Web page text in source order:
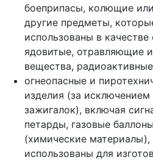
боеприпасы, колющие
другие предметы,
использованы в
ядовитые, отравляющие
вещества,
огнеопасные и
изделия (за
зажигалок), включая
петарды, газовые
(химические
использованы для